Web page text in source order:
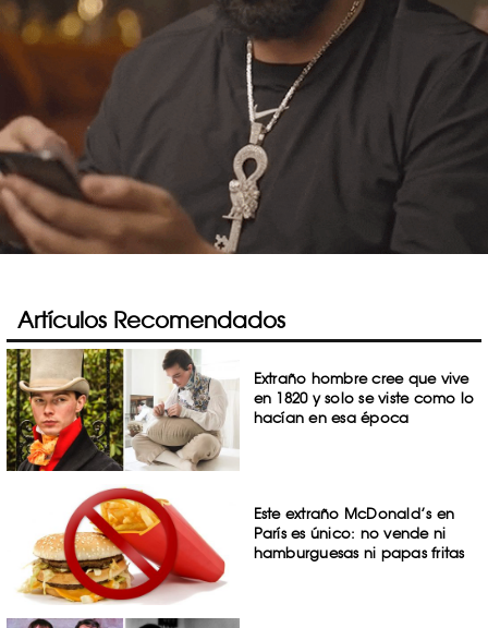
Artículos Recomendados
Extraño hombre cree que vive
en 1820 y solo se viste como lo
hacían en esa época
Este extraño McDonald’s en
París es único: no vende ni
hamburguesas ni papas fritas